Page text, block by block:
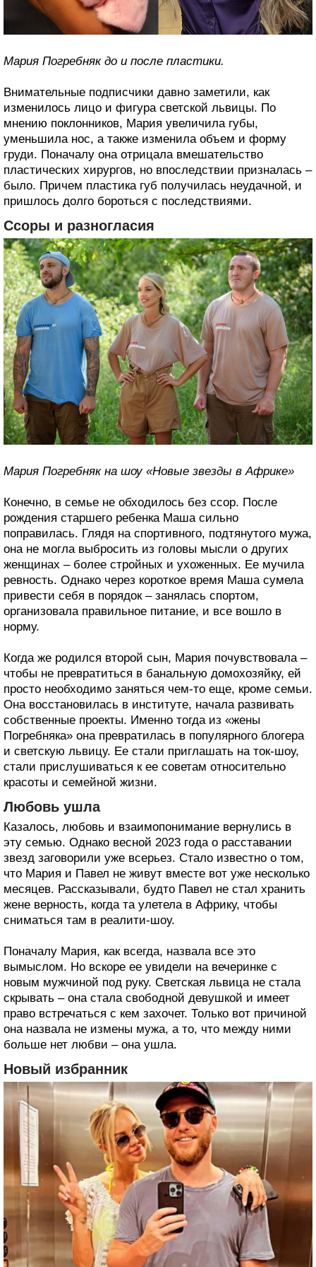
Мария Погребняк до и после пластики.
Внимательные подписчики давно заметили, как
изменилось лицо и фигура светской львицы. По
мнению поклонников, Мария увеличила губы,
уменьшила нос, а также изменила объем и форму
груди. Поначалу она отрицала вмешательство
пластических хирургов, но впоследствии призналась –
было. Причем пластика губ получилась неудачной, и
пришлось долго бороться с последствиями.
Ссоры и разногласия
Мария Погребняк на шоу «Новые звезды в Африке»
Конечно, в семье не обходилось без ссор. После
рождения старшего ребенка Маша сильно
поправилась. Глядя на спортивного, подтянутого мужа,
она не могла выбросить из головы мысли о других
женщинах – более стройных и ухоженных. Ее мучила
ревность. Однако через короткое время Маша сумела
привести себя в порядок – занялась спортом,
организовала правильное питание, и все вошло в
норму.
Когда же родился второй сын, Мария почувствовала –
чтобы не превратиться в банальную домохозяйку, ей
просто необходимо заняться чем-то еще, кроме семьи.
Она восстановилась в институте, начала развивать
собственные проекты. Именно тогда из «жены
Погребняка» она превратилась в популярного блогера
и светскую львицу. Ее стали приглашать на ток-шоу,
стали прислушиваться к ее советам относительно
красоты и семейной жизни.
Любовь ушла
Казалось, любовь и взаимопонимание вернулись в
эту семью. Однако весной 2023 года о расставании
звезд заговорили уже всерьез. Стало известно о том,
что Мария и Павел не живут вместе вот уже несколько
месяцев. Рассказывали, будто Павел не стал хранить
жене верность, когда та улетела в Африку, чтобы
сниматься там в реалити-шоу.
Поначалу Мария, как всегда, назвала все это
вымыслом. Но вскоре ее увидели на вечеринке с
новым мужчиной под руку. Светская львица не стала
скрывать – она стала свободной девушкой и имеет
право встречаться с кем захочет. Только вот причиной
она назвала не измены мужа, а то, что между ними
больше нет любви – она ушла.
Новый избранник